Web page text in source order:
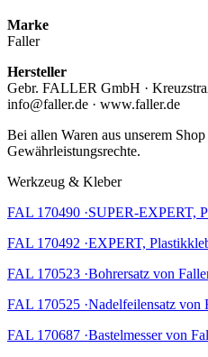
Marke
Faller
Hersteller
Gebr. FALLER GmbH ·
info@faller.de · www.faller.de
Bei allen Waren aus unserem
Gewährleistungsrechte.
Werkzeug & Kleber
FAL 170490 ·SUPER-EXPERT,
FAL 170492 ·EXPERT,
FAL 170523 ·Bohrersatz von
FAL 170525 ·Nadelfeilensatz von
FAL 170687 ·Bastelmesser von